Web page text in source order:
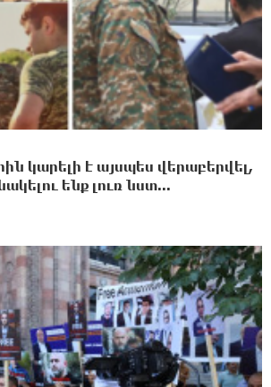
կարելի է այսպես վերաբերվել,
ենք լուռ նստ...